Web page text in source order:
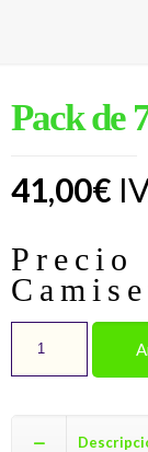
Pack de
41,00€
Precio
7